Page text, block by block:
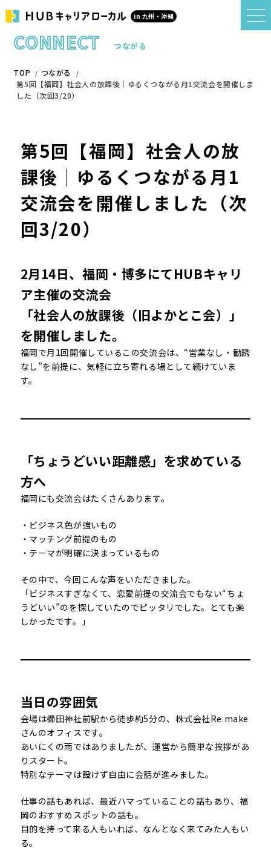
in 九州・沖縄
CONNECT つながる
TOP
つながる
第5回【福岡】社会人の放課後｜ゆるくつながる月1交流会を開催しま
した（次回3/20）
第5回【福岡】社会人の放
課後｜ゆるくつながる月1
交流会を開催しました（次
回3/20）
2月14日、福岡・博多にてHUBキャリ
ア主催の交流会
「社会人の放課後（旧よかとこ会）」
を開催しました。
福岡で月1回開催しているこの交流会は、“営業なし・勧誘
なし”を前提に、気軽に立ち寄れる場として続けていま
す。
「ちょうどいい距離感」を求めている
方へ
福岡にも交流会はたくさんあります。
・ビジネス色が強いもの
・マッチング前提のもの
・テーマが明確に決まっているもの
その中で、今回こんな声をいただきました。
「ビジネスすぎなくて、恋愛前提の交流会でもない“ちょ
うどいい”のを探していたのでピッタリでした。とても楽
しかったです。」
当日の雰囲気
会場は櫛田神社前駅から徒歩約5分の、株式会社Re.make
さんのオフィスです。
あいにくの雨ではありましたが、運営から簡単な挨拶があ
りスタート。
特別なテーマは設けず自由に会話が進みました。
仕事の話もあれば、最近ハマっていることの話もあり、福
岡のおすすめスポットの話も。
目的を持って来る人もいれば、なんとなく来てみた人もい
る。